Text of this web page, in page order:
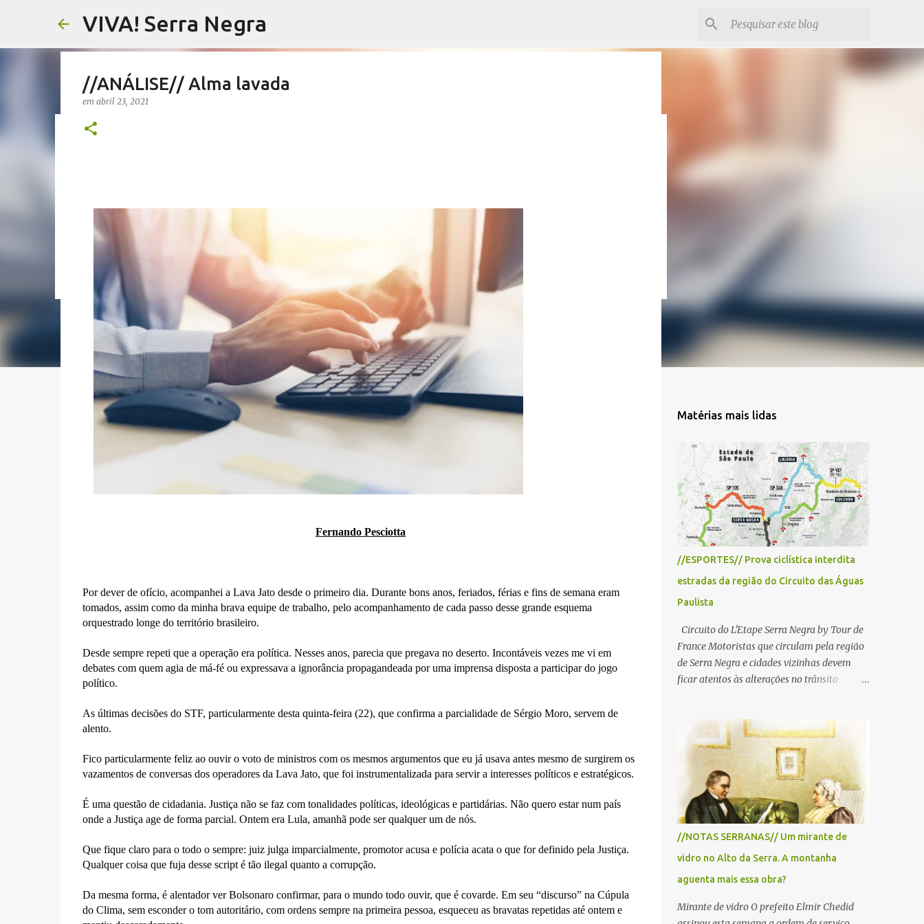
VIVA! Serra Negra
//ANÁLISE// Alma lavada
em abril 23, 2021
Fernando Pesciotta
Por dever de ofício, acompanhei a Lava Jato desde o primeiro dia. Durante bons anos, feriados, férias e fins de semana eram
tomados, assim como da minha brava equipe de trabalho, pelo acompanhamento de cada passo desse grande esquema
orquestrado longe do território brasileiro.
Desde sempre repeti que a operação era política. Nesses anos, parecia que pregava no deserto. Incontáveis vezes me vi em
debates com quem agia de má-fé ou expressava a ignorância propagandeada por uma imprensa disposta a participar do jogo
político.
As últimas decisões do STF, particularmente desta quinta-feira (22), que confirma a parcialidade de Sérgio Moro, servem de
alento.
Fico particularmente feliz ao ouvir o voto de ministros com os mesmos argumentos que eu já usava antes mesmo de surgirem os
vazamentos de conversas dos operadores da Lava Jato, que foi instrumentalizada para servir a interesses políticos e estratégicos.
É uma questão de cidadania. Justiça não se faz com tonalidades políticas, ideológicas e partidárias. Não quero estar num país
onde a Justiça age de forma parcial. Ontem era Lula, amanhã pode ser qualquer um de nós.
Que fique claro para o todo o sempre: juiz julga imparcialmente, promotor acusa e polícia acata o que for definido pela Justiça.
Qualquer coisa que fuja desse script é tão ilegal quanto a corrupção.
Da mesma forma, é alentador ver Bolsonaro confirmar, para o mundo todo ouvir, que é covarde. Em seu “discurso” na Cúpula
do Clima, sem esconder o tom autoritário, com ordens sempre na primeira pessoa, esqueceu as bravatas repetidas até ontem e
Matérias mais lidas
//ESPORTES// Prova ciclística interdita
estradas da região do Circuito das Águas
Paulista
Circuito do L'Etape Serra Negra by Tour de
France Motoristas que circulam pela região
de Serra Negra e cidades vizinhas devem
ficar atentos às alterações no trânsito
realização do L'Étape Serra Negra by Tour
de France presented by Nubank.
Considerado o principal circuito de ciclismo
amador da América Latina, o evento reunirá
atletas de diferentes regiões do país e terá
percursos passando pelos municípios de
Serra Negra, Amparo, Monte Alegre do Sul,
Lindoia e Socorro. Para garantir a segurança
dos participantes e do público, diversos
trechos de rodovias e estradas da região
longo da prova. A largada será na Rua
//NOTAS SERRANAS// Um mirante de
vidro no Alto da Serra. A montanha
aguenta mais essa obra?
Mirante de vidro O prefeito Elmir Chedid